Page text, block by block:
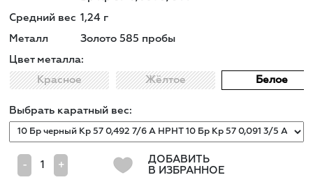
Средний вес 1,24 г
Металл Золото 585 пробы
Цвет металла:
Красное Жёлтое Белое
Выбрать каратный вес:
- +
ДОБАВИТЬ
В ИЗБРАННОЕ